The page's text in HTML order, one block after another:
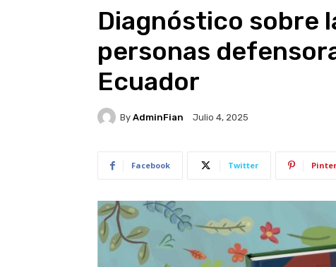
Diagnóstico sobre
personas
Ecuador
By AdminFian Julio 4, 2025
Facebook Twitter